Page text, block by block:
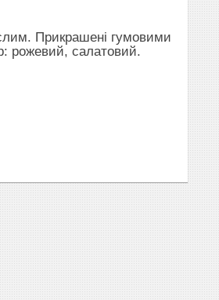
Прикрашені гумовими
рожевий, салатовий.